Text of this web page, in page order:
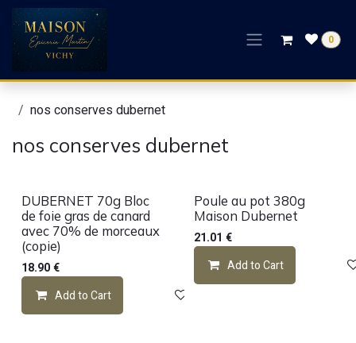
Skip to Content
0
nos conserves dubernet
nos conserves dubernet
DUBERNET 70g Bloc
de foie gras de canard
avec 70% de morceaux
(copie)
18.90€
Add to Cart
Poule au pot 380g
Maison Dubernet
21.01 €
Add to Cart